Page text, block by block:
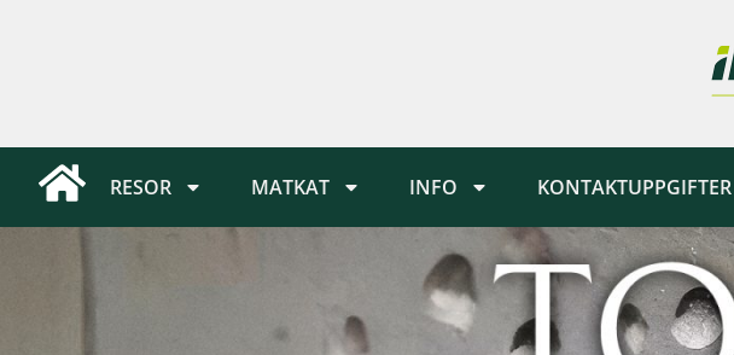
RESOR MATKAT INFO KONTAKTUPPGIFTER